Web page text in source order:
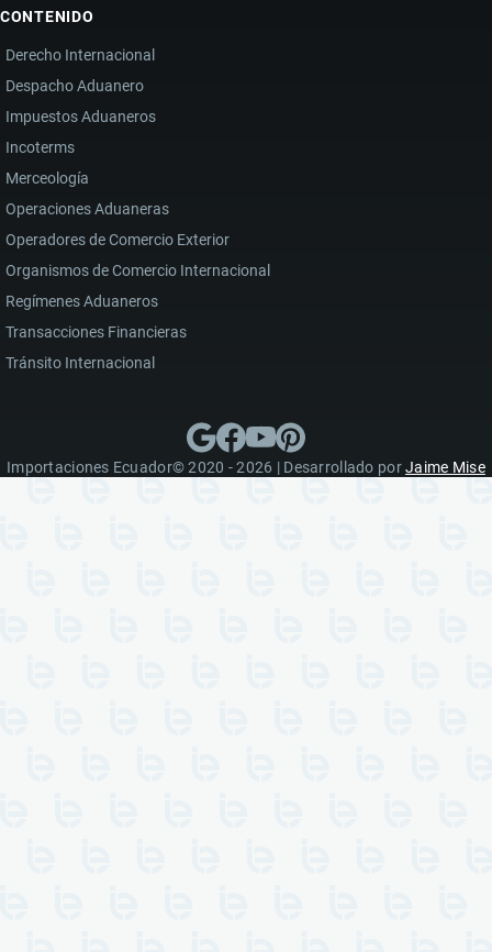
CONTENIDO
Derecho Internacional
Despacho Aduanero
Impuestos Aduaneros
Incoterms
Merceología
Operaciones Aduaneras
Operadores de Comercio Exterior
Organismos de Comercio Internacional
Regímenes Aduaneros
Transacciones Financieras
Tránsito Internacional
Importaciones Ecuador© 2020 - 2026 | Desarrollado porJaime Mise